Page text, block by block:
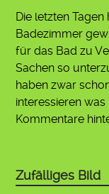
Die letzten
Badezimmer
für das Bad zu
Sachen so
haben zwar
interessieren
Kommentare
Zufälliges Bild